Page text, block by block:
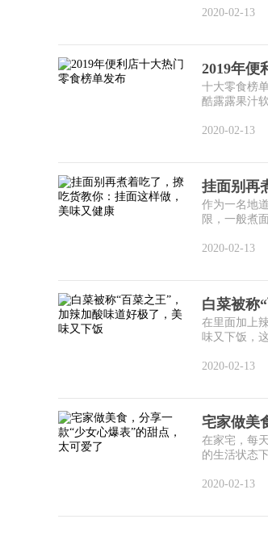
2020-02-13
2019年便
十大零食榜
酷露露果汁
2020-02-13
挂面别再
作为一名地
限，一般煮
2020-02-13
白菜被称
在里面加上
味又下饭，
2020-02-13
宅家做美
在家宅，每
的生活状态
2020-02-13